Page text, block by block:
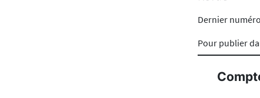
Dernier
Pour publier